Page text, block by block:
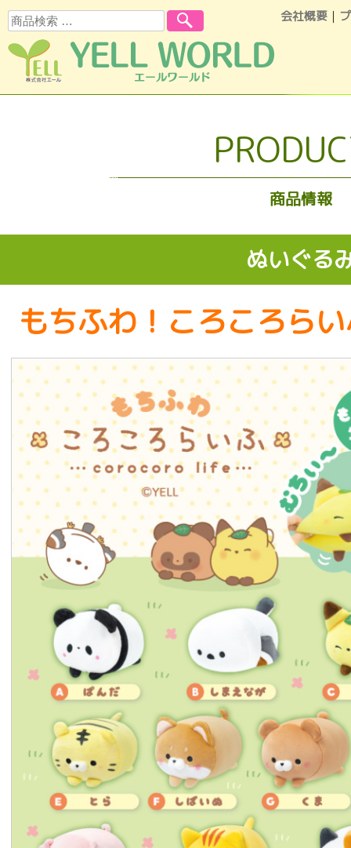
会社概要 ｜
検索
商品情報
ぬいぐる
もちふわ！ころころら